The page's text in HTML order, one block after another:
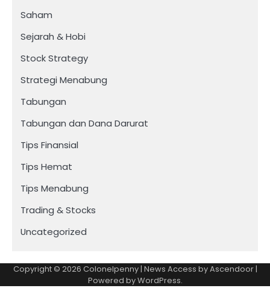
Saham
Sejarah & Hobi
Stock Strategy
Strategi Menabung
Tabungan
Tabungan dan Dana Darurat
Tips Finansial
Tips Hemat
Tips Menabung
Trading & Stocks
Uncategorized
Copyright © 2026 Colonelpenny| News Access byAscendoor|
Powered byWordPress.